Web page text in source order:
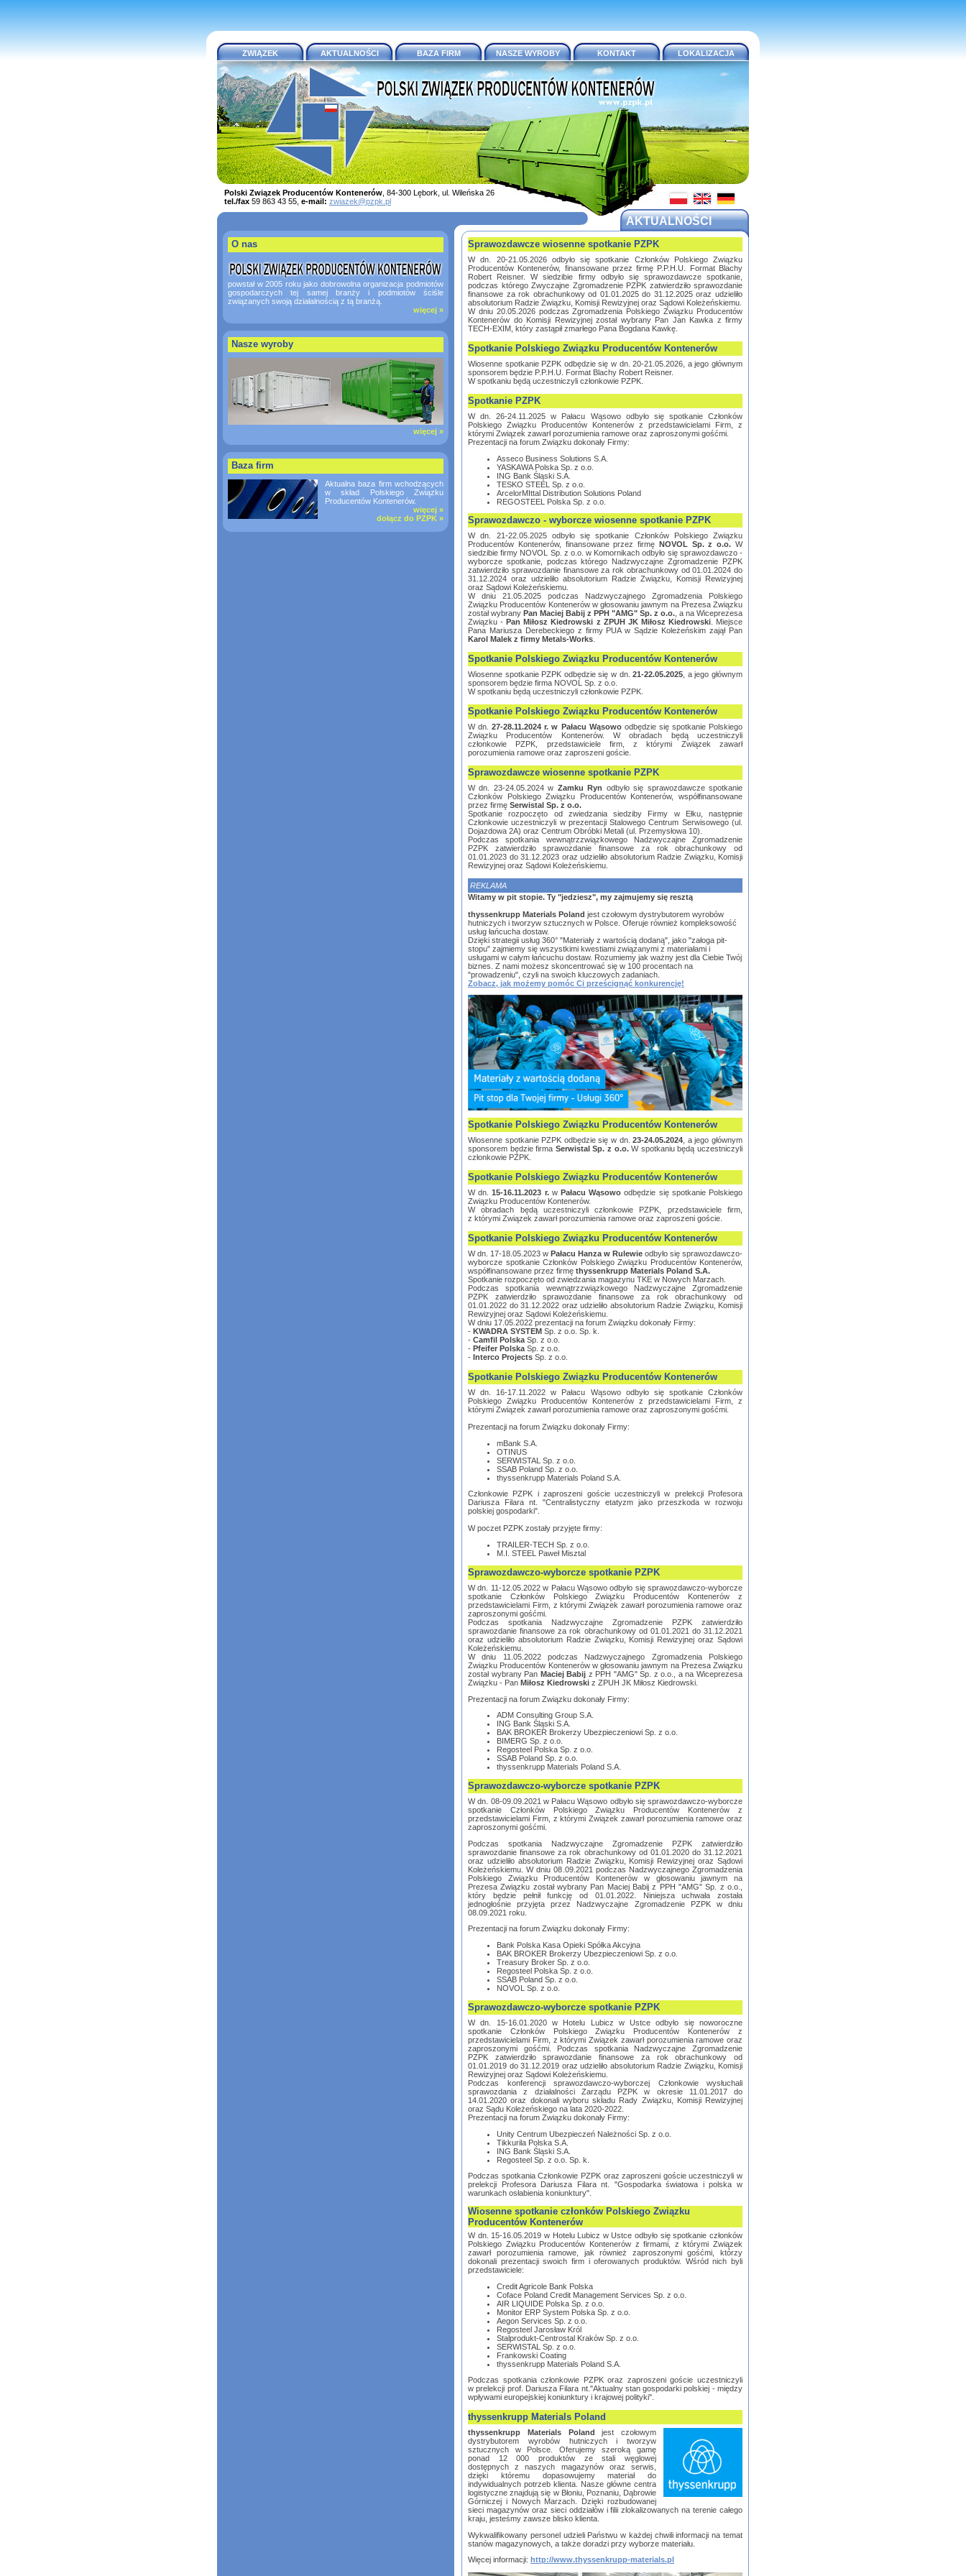
ZWIĄZEK AKTUALNOŚCI BAZA FIRM NASZE WYROBY KONTAKT LOKALIZACJA
Polski Związek Producentów Kontenerów , 84-300 Lębork, ul. Wileńska 26
tel./fax 59 863 43 55, e-mail: zwiazek@pzpk.pl
AKTUALNOŚCI
O nas
powstał w 2005 roku jako dobrowolna organizacja podmiotów
gospodarczych tej samej branży i podmiotów ściśle
związanych swoją działalnością z tą branżą.
więcej »
Nasze wyroby
więcej »
Baza firm
Aktualna baza firm wchodzących
w skład Polskiego Związku
Producentów Kontenerów.
więcej »
dołącz do PZPK »
Sprawozdawcze wiosenne spotkanie PZPK
W dn. 20-21.05.2026 odbyło się spotkanie Członków Polskiego Związku
Producentów Kontenerów, finansowane przez firmę P.P.H.U. Format Blachy
Robert Reisner. W siedzibie firmy odbyło się sprawozdawcze spotkanie,
podczas którego Zwyczajne Zgromadzenie PZPK zatwierdziło sprawozdanie
finansowe za rok obrachunkowy od 01.01.2025 do 31.12.2025 oraz udzieliło
absolutorium Radzie Związku, Komisji Rewizyjnej oraz Sądowi Koleżeńskiemu.
W dniu 20.05.2026 podczas Zgromadzenia Polskiego Związku Producentów
Kontenerów do Komisji Rewizyjnej został wybrany Pan Jan Kawka z firmy
TECH-EXIM, który zastąpił zmarłego Pana Bogdana Kawkę.
Spotkanie Polskiego Związku Producentów Kontenerów
Wiosenne spotkanie PZPK odbędzie się w dn. 20-21.05.2026, a jego głównym
sponsorem będzie P.P.H.U. Format Blachy Robert Reisner.
W spotkaniu będą uczestniczyli członkowie PZPK.
Spotkanie PZPK
W dn. 26-24.11.2025 w Pałacu Wąsowo odbyło się spotkanie Członków
Polskiego Związku Producentów Kontenerów z przedstawicielami Firm, z
którymi Związek zawarł porozumienia ramowe oraz zaproszonymi gośćmi.
Prezentacji na forum Związku dokonały Firmy:
Asseco Business Solutions S.A.
YASKAWA Polska Sp. z o.o.
ING Bank Śląski S.A.
TESKO STEEL Sp. z o.o.
ArcelorMIttal Distribution Solutions Poland
REGOSTEEL Polska Sp. z o.o.
Sprawozdawczo - wyborcze wiosenne spotkanie PZPK
W dn. 21-22.05.2025 odbyło się spotkanie Członków Polskiego Związku
Producentów Kontenerów, finansowane przez firmę NOVOL Sp. z o.o. W
siedzibie firmy NOVOL Sp. z o.o. w Komornikach odbyło się sprawozdawczo -
wyborcze spotkanie, podczas którego Nadzwyczajne Zgromadzenie PZPK
zatwierdziło sprawozdanie finansowe za rok obrachunkowy od 01.01.2024 do
31.12.2024 oraz udzieliło absolutorium Radzie Związku, Komisji Rewizyjnej
oraz Sądowi Koleżeńskiemu.
W dniu 21.05.2025 podczas Nadzwyczajnego Zgromadzenia Polskiego
Związku Producentów Kontenerów w głosowaniu jawnym na Prezesa Związku
został wybrany Pan Maciej Babij z PPH "AMG" Sp. z o.o. , a na Wiceprezesa
Związku -Pan Miłosz Kiedrowski z ZPUH JK Miłosz Kiedrowski. Miejsce
Pana Mariusza Derebeckiego z firmy PUA w Sądzie Koleżeńskim zajął Pan
Karol Malek z firmy Metals-Works
Spotkanie Polskiego Związku Producentów Kontenerów
Wiosenne spotkanie PZPK odbędzie się w dn.21-22.05.2025 , a jego głównym
sponsorem będzie firma NOVOL Sp. z o.o.
W spotkaniu będą uczestniczyli członkowie PZPK.
Spotkanie Polskiego Związku Producentów Kontenerów
W dn.27-28.11.2024 r. w Pałacu Wąsowoodbędzie się spotkanie Polskiego
Związku Producentów Kontenerów. W obradach będą uczestniczyli
członkowie PZPK, przedstawiciele firm, z którymi Związek zawarł
porozumienia ramowe oraz zaproszeni goście.
Sprawozdawcze wiosenne spotkanie PZPK
W dn. 23-24.05.2024 w Zamku Ryn odbyło się sprawozdawcze spotkanie
Członków Polskiego Związku Producentów Kontenerów, współfinansowane
przez firmę Serwistal Sp. z o.o.
Spotkanie rozpoczęto od zwiedzania siedziby Firmy w Ełku, następnie
Członkowie uczestniczyli w prezentacji Stalowego Centrum Serwisowego (ul.
Dojazdowa 2A) oraz Centrum Obróbki Metali (ul. Przemysłowa 10).
Podczas spotkania wewnątrzzwiązkowego Nadzwyczajne Zgromadzenie
PZPK zatwierdziło sprawozdanie finansowe za rok obrachunkowy od
01.01.2023 do 31.12.2023 oraz udzieliło absolutorium Radzie Związku, Komisji
Rewizyjnej oraz Sądowi Koleżeńskiemu.
REKLAMA
Witamy w pit stopie. Ty "jedziesz", my zajmujemy się resztą
thyssenkrupp Materials Poland jest czołowym dystrybutorem wyrobów
hutniczych i tworzyw sztucznych w Polsce. Oferuje również kompleksowość
usług łańcucha dostaw.
Dzięki strategii usług 360° "Materiały z wartością dodaną", jako "załoga pit-
stopu" zajmiemy się wszystkimi kwestiami związanymi z materiałami i
usługami w całym łańcuchu dostaw. Rozumiemy jak ważny jest dla Ciebie Twój
biznes. Z nami możesz skoncentrować się w 100 procentach na
"prowadzeniu", czyli na swoich kluczowych zadaniach.
Zobacz, jak możemy pomóc Ci prześcignąć konkurencję!
Spotkanie Polskiego Związku Producentów Kontenerów
Wiosenne spotkanie PZPK odbędzie się w dn.23-24.05.2024 , a jego głównym
sponsorem będzie firma Serwistal Sp. z o.o.W spotkaniu będą uczestniczyli
członkowie PZPK.
Spotkanie Polskiego Związku Producentów Kontenerów
W dn.15-16.11.2023 r. wPałacu Wąsowo odbędzie się spotkanie Polskiego
Związku Producentów Kontenerów.
W obradach będą uczestniczyli członkowie PZPK, przedstawiciele firm,
z którymi Związek zawarł porozumienia ramowe oraz zaproszeni goście.
Spotkanie Polskiego Związku Producentów Kontenerów
W dn. 17-18.05.2023 w Pałacu Hanza w Rulewie odbyło się sprawozdawczo-
wyborcze spotkanie Członków Polskiego Związku Producentów Kontenerów,
współfinansowane przez firmę thyssenkrupp Materials Poland S.A.
Spotkanie rozpoczęto od zwiedzania magazynu TKE w Nowych Marzach.
Podczas spotkania wewnątrzzwiązkowego Nadzwyczajne Zgromadzenie
PZPK zatwierdziło sprawozdanie finansowe za rok obrachunkowy od
01.01.2022 do 31.12.2022 oraz udzieliło absolutorium Radzie Związku, Komisji
Rewizyjnej oraz Sądowi Koleżeńskiemu.
W dniu 17.05.2022 prezentacji na forum Związku dokonały Firmy:
- KWADRA SYSTEM Sp. z o.o. Sp. k.
- Camfil Polska Sp. z o.o.
- Pfeifer Polska Sp. z o.o.
- Interco Projects Sp. z o.o.
Spotkanie Polskiego Związku Producentów Kontenerów
W dn. 16-17.11.2022 w Pałacu Wąsowo odbyło się spotkanie Członków
Polskiego Związku Producentów Kontenerów z przedstawicielami Firm, z
którymi Związek zawarł porozumienia ramowe oraz zaproszonymi gośćmi.
Prezentacji na forum Związku dokonały Firmy:
mBank S.A.
OTINUS
SERWISTAL Sp. z o.o.
SSAB Poland Sp. z o.o.
thyssenkrupp Materials Poland S.A.
Członkowie PZPK i zaproszeni goście uczestniczyli w prelekcji Profesora
Dariusza Filara nt. "Centralistyczny etatyzm jako przeszkoda w rozwoju
polskiej gospodarki".
W poczet PZPK zostały przyjęte firmy:
TRAILER-TECH Sp. z o.o.
M.I. STEEL Paweł Misztal
Sprawozdawczo-wyborcze spotkanie PZPK
W dn. 11-12.05.2022 w Pałacu Wąsowo odbyło się sprawozdawczo-wyborcze
spotkanie Członków Polskiego Związku Producentów Kontenerów z
przedstawicielami Firm, z którymi Związek zawarł porozumienia ramowe oraz
zaproszonymi gośćmi.
Podczas spotkania Nadzwyczajne Zgromadzenie PZPK zatwierdziło
sprawozdanie finansowe za rok obrachunkowy od 01.01.2021 do 31.12.2021
oraz udzieliło absolutorium Radzie Związku, Komisji Rewizyjnej oraz Sądowi
Koleżeńskiemu.
W dniu 11.05.2022 podczas Nadzwyczajnego Zgromadzenia Polskiego
Związku Producentów Kontenerów w głosowaniu jawnym na Prezesa Związku
został wybrany Pan Maciej Babij z PPH "AMG" Sp. z o.o., a na Wiceprezesa
Związku - Pan Miłosz Kiedrowski z ZPUH JK Miłosz Kiedrowski.
Prezentacji na forum Związku dokonały Firmy:
ADM Consulting Group S.A.
ING Bank Śląski S.A.
BAK BROKER Brokerzy Ubezpieczeniowi Sp. z o.o.
BIMERG Sp. z o.o.
Regosteel Polska Sp. z o.o.
SSAB Poland Sp. z o.o.
thyssenkrupp Materials Poland S.A.
Sprawozdawczo-wyborcze spotkanie PZPK
W dn. 08-09.09.2021 w Pałacu Wąsowo odbyło się sprawozdawczo-wyborcze
spotkanie Członków Polskiego Związku Producentów Kontenerów z
przedstawicielami Firm, z którymi Związek zawarł porozumienia ramowe oraz
zaproszonymi gośćmi.
Podczas spotkania Nadzwyczajne Zgromadzenie PZPK zatwierdziło
sprawozdanie finansowe za rok obrachunkowy od 01.01.2020 do 31.12.2021
oraz udzieliło absolutorium Radzie Związku, Komisji Rewizyjnej oraz Sądowi
Koleżeńskiemu. W dniu 08.09.2021 podczas Nadzwyczajnego Zgromadzenia
Polskiego Związku Producentów Kontenerów w głosowaniu jawnym na
Prezesa Związku został wybrany Pan Maciej Babij z PPH "AMG" Sp. z o.o.,
który będzie pełnił funkcję od 01.01.2022. Niniejsza uchwała została
jednogłośnie przyjęta przez Nadzwyczajne Zgromadzenie PZPK w dniu
08.09.2021 roku.
Prezentacji na forum Związku dokonały Firmy:
Bank Polska Kasa Opieki Spółka Akcyjna
BAK BROKER Brokerzy Ubezpieczeniowi Sp. z o.o.
Treasury Broker Sp. z o.o.
Regosteel Polska Sp. z o.o.
SSAB Poland Sp. z o.o.
NOVOL Sp. z o.o.
Sprawozdawczo-wyborcze spotkanie PZPK
W dn. 15-16.01.2020 w Hotelu Lubicz w Ustce odbyło się noworoczne
spotkanie Członków Polskiego Związku Producentów Kontenerów z
przedstawicielami Firm, z którymi Związek zawarł porozumienia ramowe oraz
zaproszonymi gośćmi. Podczas spotkania Nadzwyczajne Zgromadzenie
PZPK zatwierdziło sprawozdanie finansowe za rok obrachunkowy od
01.01.2019 do 31.12.2019 oraz udzieliło absolutorium Radzie Związku, Komisji
Rewizyjnej oraz Sądowi Koleżeńskiemu.
Podczas konferencji sprawozdawczo-wyborczej Członkowie wysłuchali
sprawozdania z działalności Zarządu PZPK w okresie 11.01.2017 do
14.01.2020 oraz dokonali wyboru składu Rady Związku, Komisji Rewizyjnej
oraz Sądu Koleżeńskiego na lata 2020-2022.
Prezentacji na forum Związku dokonały Firmy:
Unity Centrum Ubezpieczeń Należności Sp. z o.o.
Tikkurila Polska S.A.
ING Bank Śląski S.A.
Regosteel Sp. z o.o. Sp. k.
Podczas spotkania Członkowie PZPK oraz zaproszeni goście uczestniczyli w
prelekcji Profesora Dariusza Filara nt. "Gospodarka światowa i polska w
warunkach osłabienia koniunktury".
Wiosenne spotkanie członków Polskiego Związku
Producentów Kontenerów
W dn. 15-16.05.2019 w Hotelu Lubicz w Ustce odbyło się spotkanie członków
Polskiego Związku Producentów Kontenerów z firmami, z którymi Związek
zawarł porozumienia ramowe, jak również zaproszonymi gośćmi, którzy
dokonali prezentacji swoich firm i oferowanych produktów. Wśród nich byli
przedstawiciele:
Credit Agricole Bank Polska
Coface Poland Credit Management Services Sp. z o.o.
AIR LIQUIDE Polska Sp. z o.o.
Monitor ERP System Polska Sp. z o.o.
Aegon Services Sp. z o.o.
Regosteel Jarosław Król
Stalprodukt-Centrostal Kraków Sp. z o.o.
SERWISTAL Sp. z o.o.
Frankowski Coating
thyssenkrupp Materials Poland S.A.
Podczas spotkania członkowie PZPK oraz zaproszeni goście uczestniczyli
w prelekcji prof. Dariusza Filara nt."Aktualny stan gospodarki polskiej - między
wpływami europejskiej koniunktury i krajowej polityki".
thyssenkrupp Materials Poland
thyssenkrupp Materials Polandjest czołowym
dystrybutorem wyrobów hutniczych i tworzyw
sztucznych w Polsce. Oferujemy szeroką gamę
ponad 12 000 produktów ze stali węglowej
dostępnych z naszych magazynów oraz serwis,
dzięki któremu dopasowujemy materiał do
indywidualnych potrzeb klienta. Nasze główne centra
logistyczne znajdują się w Błoniu, Poznaniu, Dąbrowie
Górniczej i Nowych Marzach. Dzięki rozbudowanej
sieci magazynów oraz sieci oddziałów i filii zlokalizowanych na terenie całego
kraju, jesteśmy zawsze blisko klienta.
Wykwalifikowany personel udzieli Państwu w każdej chwili informacji na temat
stanów magazynowych, a także doradzi przy wyborze materiału.
Więcej informacji: http://www.thyssenkrupp-materials.pl